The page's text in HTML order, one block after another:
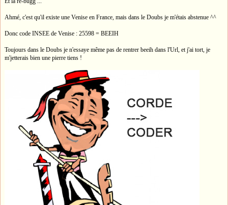
Ahmé, c'est qu'il existe une Venise en France, mais dans le Doubs je m'étais abstenue ^^
Donc code INSEE de Venise : 25598 = BEEIH
Toujours dans le Doubs je n'essaye même pas de rentrer beeih dans l'Url, et j'ai tort, je
m'jetterais bien une pierre tiens !